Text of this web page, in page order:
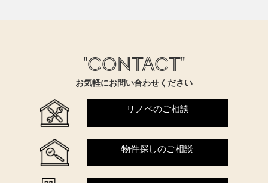
"CONTACT"
お気軽にお問い合わせください
リノベのご相談
物件探しのご相談